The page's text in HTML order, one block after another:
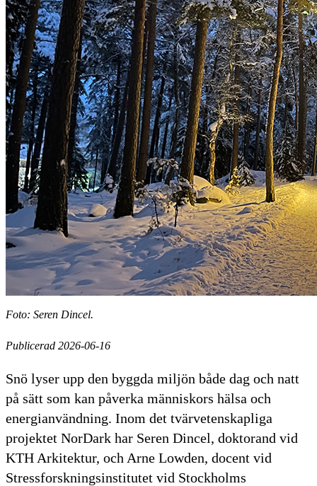
Foto: Seren Dincel.
Publicerad 2026-06-16
Snö lyser upp den byggda miljön både dag och natt
på sätt som kan påverka människors hälsa och
energianvändning. ​Inom det tvärvetenskapliga
projektet NorDark har Seren Dincel, doktorand vid
KTH Arkitektur, och Arne Lowden, docent vid
Stressforskningsinstitutet vid Stockholms